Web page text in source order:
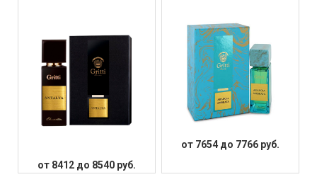
от 8412 до 8540 руб.
от 7654 до 7766 руб.